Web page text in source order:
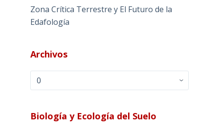
Zona Crítica Terrestre y El Futuro de la
Edafología
Archivos
Archivos
Biología y Ecología del Suelo